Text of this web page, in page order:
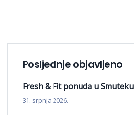
Posljednje objavljeno
Fresh & Fit ponuda u Smuteku
31. srpnja 2026.